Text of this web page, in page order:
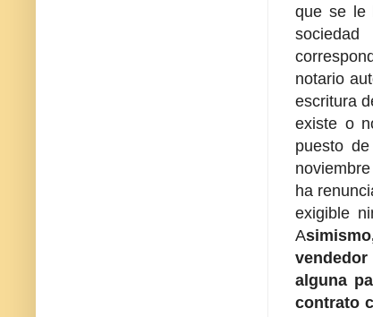
que se le
notario
escritura
existe o
puesto
ha
exigible
A
alguna
contrato